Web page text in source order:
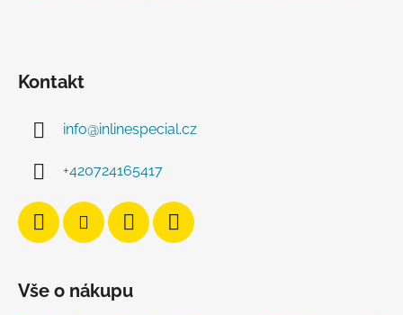
Kontakt
info@inlinespecial.cz
+420724165417
Vše o nákupu